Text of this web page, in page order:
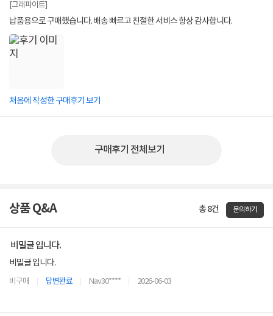
[그래파이트]
납품용으로 구매했습니다. 배송 빠르고 친절한 서비스 항상 감사합니다.
처음에 작성한 구매후기 보기
구매후기 전체보기
상품 Q&A 총 8건 문의하기
비밀글 입니다.
비밀글 입니다.
비구매 답변완료 Nav30**** 2026-06-03